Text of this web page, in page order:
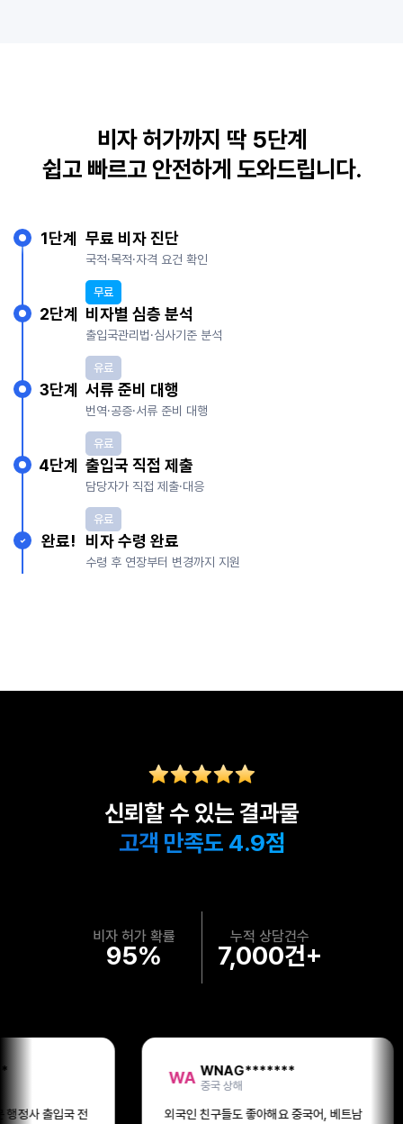
비자 허가까지 딱 5단계
쉽고 빠르고 안전하게 도와드립니다.
1단계 무료 비자 진단
국적·목적·자격 요건 확인
무료
2단계 비자별 심층 분석
출입국관리법·심사기준 분석
유료
3단계 서류 준비 대행
번역·공증·서류 준비 대행
유료
4단계 출입국 직접 제출
담당자가 직접 제출·대응
유료
완료!
✓ 비자 수령 완료
수령 후 연장부터 변경까지 지원
신뢰할 수 있는 결과물
고객 만족도 4.9점
비자 허가 확률
95%
누적 상담건수
7,000건+
중국어, 베트남
김 김**
미국
24시간 문의가 가능한 비자 서비스 퇴근